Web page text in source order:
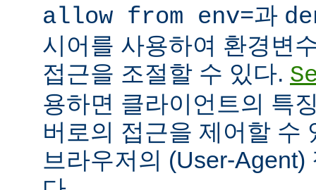
allow from env=과
시어를 사용하여 환경변
접근을 조절할 수 있다.
용하면 클라이언트의 특
버로의 접근을 제어할 수
브라우저의 (User-